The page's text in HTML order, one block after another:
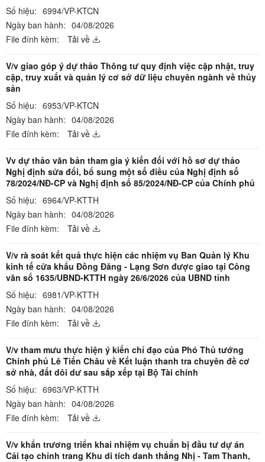
Số hiệu: 6994/VP-KTCN
Ngày ban hành: 04/08/2026
File đính kèm:
Tải về
V/v giao góp ý dự thảo Thông tư quy định việc cập nhật, truy
cập, truy xuất và quản lý cơ sở dữ liệu chuyên ngành về thủy
sản
Số hiệu: 6953/VP-KTCN
Ngày ban hành: 04/08/2026
File đính kèm:
Tải về
Vv dự thảo văn bản tham gia ý kiến đối với hồ sơ dự thảo
Nghị định sửa đổi, bổ sung một số điều của Nghị định số
78/2024/NĐ-CP và Nghị định số 85/2024/NĐ-CP của Chính phủ
Số hiệu: 6964/VP-KTTH
Ngày ban hành: 04/08/2026
File đính kèm:
Tải về
V/v rà soát kết quả thực hiện các nhiệm vụ Ban Quản lý Khu
kinh tế cửa khẩu Đồng Đăng - Lạng Sơn được giao tại Công
văn số 1635/UBND-KTTH ngày 26/6/2026 của UBND tỉnh
Số hiệu: 6981/VP-KTTH
Ngày ban hành: 04/08/2026
File đính kèm:
Tải về
V/v tham mưu thực hiện ý kiến chỉ đạo của Phó Thủ tướng
Chính phủ Lê Tiến Châu về Kết luận thanh tra chuyên đề cơ
sở nhà, đất dôi dư sau sắp xếp tại Bộ Tài chính
Số hiệu: 6963/VP-KTTH
Ngày ban hành: 04/08/2026
File đính kèm:
Tải về
V/v khẩn trương triển khai nhiệm vụ chuẩn bị đầu tư dự án
Cải tạo chỉnh trang Khu di tích danh thắng Nhị - Tam Thanh,